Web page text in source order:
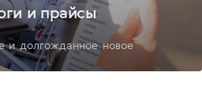
и прайсы
и долгожданное новое